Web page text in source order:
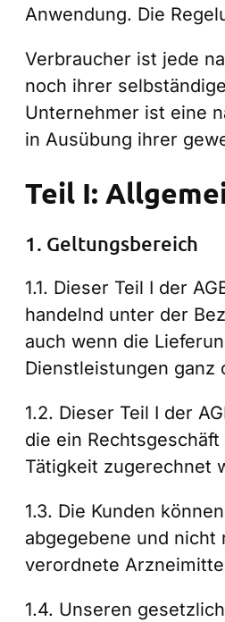
Anwendung. Die
Verbraucher ist jede
noch ihrer
Unternehmer ist eine
in Ausübung ihrer
Teil I:
1. Geltungsbereich
1.1. Dieser Teil I der
handelnd unter der
auch wenn die
Dienstleistungen
1.2. Dieser Teil I der
die ein
Tätigkeit zugerechnet
1.3. Die Kunden
abgegebene und
verordnete
1.4. Unseren